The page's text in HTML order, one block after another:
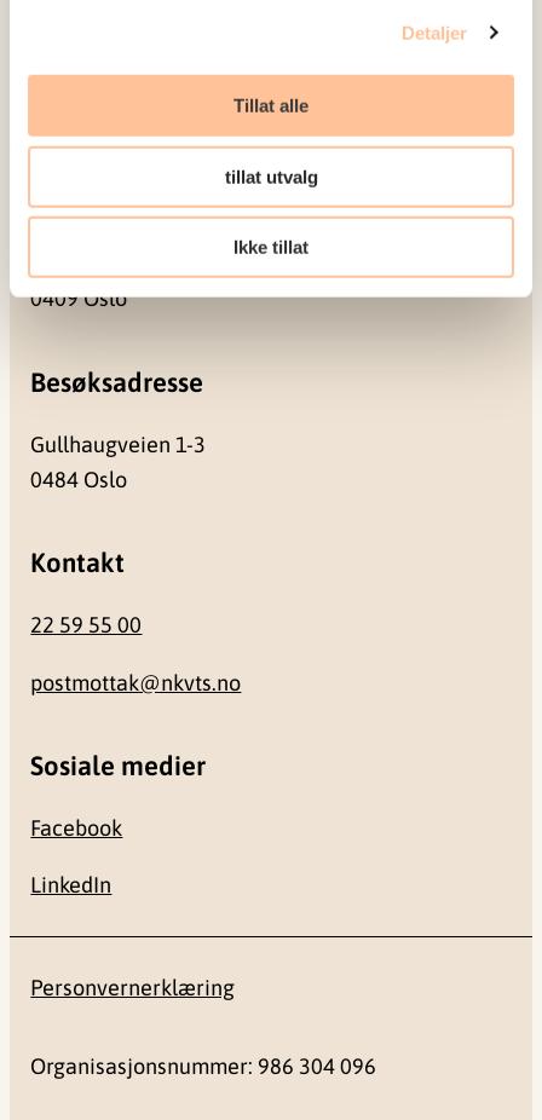
Detaljer
Tillat alle
tillat utvalg
Ikke tillat
Seminarer og arrangementer
Meld deg på vårt nyhetsbrev
Postadresse
0409 Oslo
Besøksadresse
Gullhaugveien 1-3
0484 Oslo
Kontakt
22 59 55 00
postmottak@nkvts.no
Sosiale medier
Facebook
LinkedIn
Personvernerklæring
Organisasjonsnummer: 986 304 096